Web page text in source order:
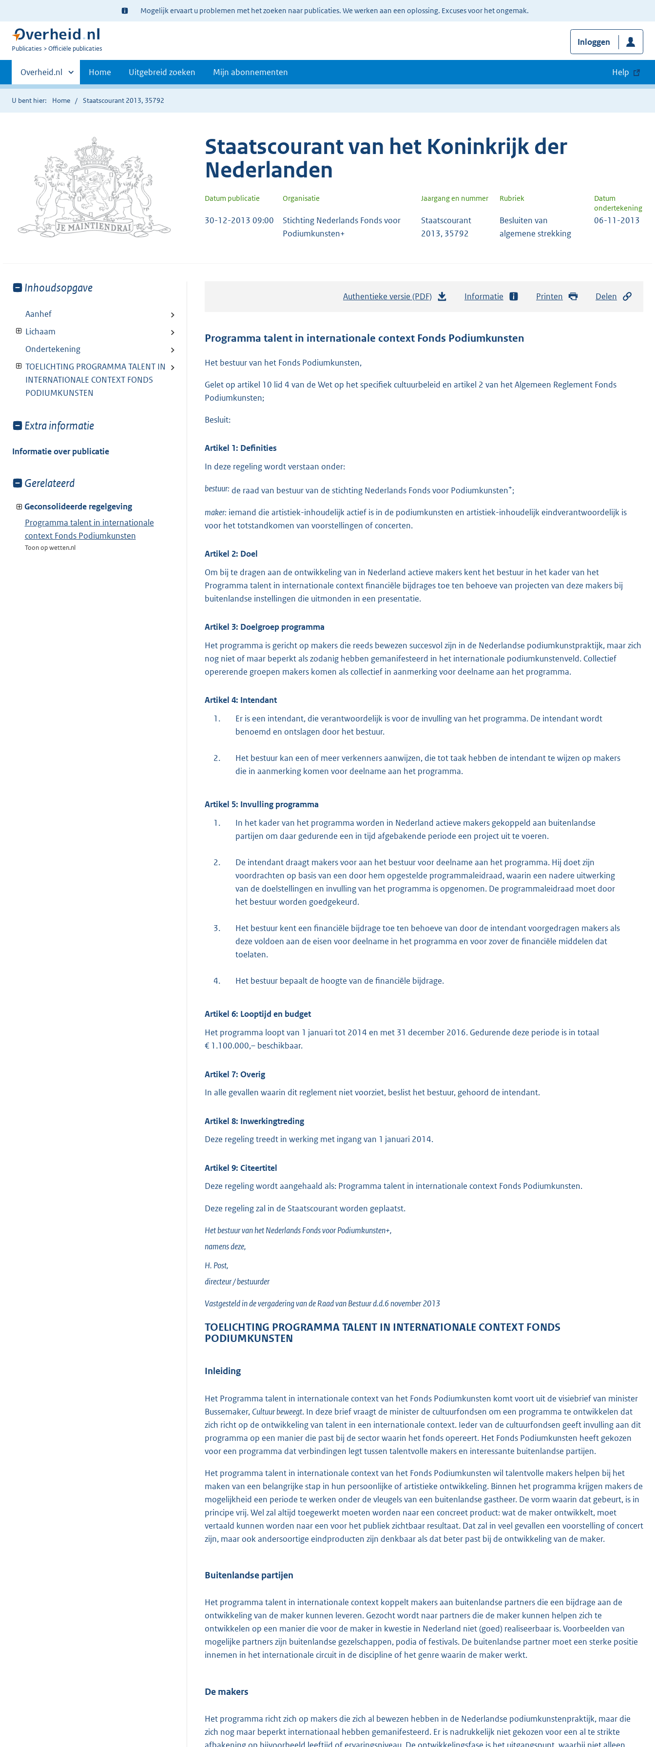
Ter
informatie:
Mogelijk ervaart u problemen met het zoeken naar publicaties. We werken aan een oplossing. Excuses voor het ongemak.
U
Publicaties Officiële publicaties
Inloggen
Primaire
navigatie
Andere
sites
binnen
Overheid.nl Home Uitgebreid zoeken Mijn abonnementen Help
U bent hier: Home Staatscourant 2013, 35792
Staatscourant van het Koninkrijk der
Nederlanden
Datum publicatie Organisatie Jaargang en nummer Rubriek
Datum
ondertekening
30-12-2013 09:00
Stichting Nederlands Fonds voor
Podiumkunsten+
Staatscourant
2013, 35792
Besluiten van
algemene strekking
06-11-2013
Toon
van:
Inhoudsopgave
Aanhef
Lichaam
Ondertekening
TOELICHTING PROGRAMMA TALENT IN
INTERNATIONALE CONTEXT FONDS
PODIUMKUNSTEN
Toon
van:
Extra informatie
Informatie over publicatie
Toon
van:
Gerelateerd
Geconsolideerde regelgeving
Programma talent in internationale
context Fonds Podiumkunsten
Toon op wetten.nl
Authentieke versie (PDF)
t
s
:
Informatie Printen Delen
Programma talent in internationale context Fonds Podiumkunsten
Het bestuur van het Fonds Podiumkunsten,
Gelet op artikel 10 lid 4 van de Wet op het specifiek cultuurbeleid en artikel 2 van het Algemeen Reglement Fonds
Podiumkunsten;
Besluit:
Artikel 1: Definities
In deze regeling wordt verstaan onder:
bestuur: de raad van bestuur van de stichting Nederlands Fonds voor Podiumkunsten+;
maker: iemand die artistiek-inhoudelijk actief is in de podiumkunsten en artistiek-inhoudelijk eindverantwoordelijk is
voor het totstandkomen van voorstellingen of concerten.
Artikel 2: Doel
Om bij te dragen aan de ontwikkeling van in Nederland actieve makers kent het bestuur in het kader van het
Programma talent in internationale context financiële bijdrages toe ten behoeve van projecten van deze makers bij
buitenlandse instellingen die uitmonden in een presentatie.
Artikel 3: Doelgroep programma
Het programma is gericht op makers die reeds bewezen succesvol zijn in de Nederlandse podiumkunstpraktijk, maar zich
nog niet of maar beperkt als zodanig hebben gemanifesteerd in het internationale podiumkunstenveld. Collectief
opererende groepen makers komen als collectief in aanmerking voor deelname aan het programma.
Artikel 4: Intendant
1.
Er is een intendant, die verantwoordelijk is voor de invulling van het programma. De intendant wordt
benoemd en ontslagen door het bestuur.
2.
Het bestuur kan een of meer verkenners aanwijzen, die tot taak hebben de intendant te wijzen op makers
die in aanmerking komen voor deelname aan het programma.
Artikel 5: Invulling programma
1.
In het kader van het programma worden in Nederland actieve makers gekoppeld aan buitenlandse
partijen om daar gedurende een in tijd afgebakende periode een project uit te voeren.
2.
De intendant draagt makers voor aan het bestuur voor deelname aan het programma. Hij doet zijn
voordrachten op basis van een door hem opgestelde programmaleidraad, waarin een nadere uitwerking
van de doelstellingen en invulling van het programma is opgenomen. De programmaleidraad moet door
het bestuur worden goedgekeurd.
3.
Het bestuur kent een financiële bijdrage toe ten behoeve van door de intendant voorgedragen makers als
deze voldoen aan de eisen voor deelname in het programma en voor zover de financiële middelen dat
toelaten.
4. Het bestuur bepaalt de hoogte van de financiële bijdrage.
Artikel 6: Looptijd en budget
Het programma loopt van 1 januari tot 2014 en met 31 december 2016. Gedurende deze periode is in totaal
€ 1.100.000,– beschikbaar.
Artikel 7: Overig
In alle gevallen waarin dit reglement niet voorziet, beslist het bestuur, gehoord de intendant.
Artikel 8: Inwerkingtreding
Deze regeling treedt in werking met ingang van 1 januari 2014.
Artikel 9: Citeertitel
Deze regeling wordt aangehaald als: Programma talent in internationale context Fonds Podiumkunsten.
Deze regeling zal in de Staatscourant worden geplaatst.
Het bestuur van het Nederlands Fonds voor Podiumkunsten+,
namens deze,
H. Post,
directeur / bestuurder
Vastgesteld in de vergadering van de Raad van Bestuur d.d.6 november 2013
TOELICHTING PROGRAMMA TALENT IN INTERNATIONALE CONTEXT FONDS
PODIUMKUNSTEN
Inleiding
Het Programma talent in internationale context van het Fonds Podiumkunsten komt voort uit de visiebrief van minister
Bussemaker, Cultuur beweegt. In deze brief vraagt de minister de cultuurfondsen om een programma te ontwikkelen dat
zich richt op de ontwikkeling van talent in een internationale context. Ieder van de cultuurfondsen geeft invulling aan dit
programma op een manier die past bij de sector waarin het fonds opereert. Het Fonds Podiumkunsten heeft gekozen
voor een programma dat verbindingen legt tussen talentvolle makers en interessante buitenlandse partijen.
Het programma talent in internationale context van het Fonds Podiumkunsten wil talentvolle makers helpen bij het
maken van een belangrijke stap in hun persoonlijke of artistieke ontwikkeling. Binnen het programma krijgen makers de
mogelijkheid een periode te werken onder de vleugels van een buitenlandse gastheer. De vorm waarin dat gebeurt, is in
principe vrij. Wel zal altijd toegewerkt moeten worden naar een concreet product: wat de maker ontwikkelt, moet
vertaald kunnen worden naar een voor het publiek zichtbaar resultaat. Dat zal in veel gevallen een voorstelling of concert
zijn, maar ook andersoortige eindproducten zijn denkbaar als dat beter past bij de ontwikkeling van de maker.
Buitenlandse partijen
Het programma talent in internationale context koppelt makers aan buitenlandse partners die een bijdrage aan de
ontwikkeling van de maker kunnen leveren. Gezocht wordt naar partners die de maker kunnen helpen zich te
ontwikkelen op een manier die voor de maker in kwestie in Nederland niet (goed) realiseerbaar is. Voorbeelden van
mogelijke partners zijn buitenlandse gezelschappen, podia of festivals. De buitenlandse partner moet een sterke positie
innemen in het internationale circuit in de discipline of het genre waarin de maker werkt.
De makers
Het programma richt zich op makers die zich al bewezen hebben in de Nederlandse podiumkunstenpraktijk, maar die
zich nog maar beperkt internationaal hebben gemanifesteerd. Er is nadrukkelijk niet gekozen voor een al te strikte